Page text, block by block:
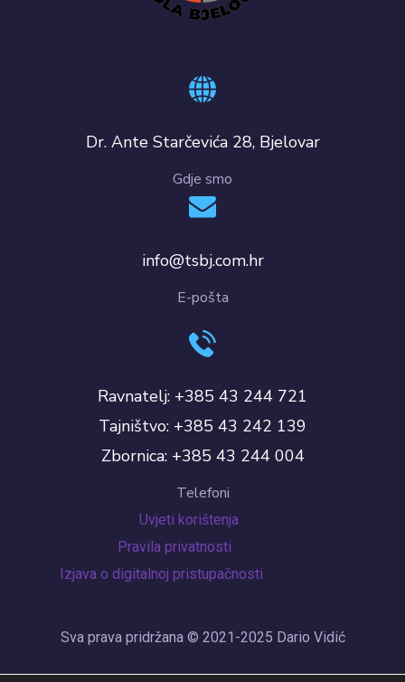
Dr. Ante Starčevića 28, Bjelovar
Gdje smo
info@tsbj.com.hr
E-pošta
Ravnatelj: +385 43 244 721
Tajništvo: +385 43 242 139
Zbornica: +385 43 244 004
Telefoni
Uvjeti korištenja
Pravila privatnosti
Izjava o digitalnoj pristupačnosti
Sva prava pridržana © 2021-2025 Dario Vidić